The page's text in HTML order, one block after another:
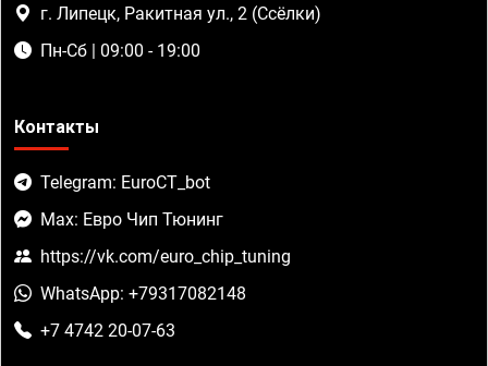
г. Липецк, Ракитная ул., 2 (Ссёлки)
Пн-Сб | 09:00 - 19:00
Контакты
Telegram: EuroCT_bot
Max: Евро Чип Тюнинг
https://vk.com/euro_chip_tuning
WhatsApp: +79317082148
+7 4742 20-07-63